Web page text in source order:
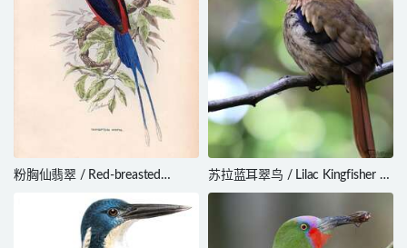
粉胸仙翡翠 / Red-breasted
苏拉蓝耳翠鸟 / Lilac Kingfisher /
Cittura cyanotis